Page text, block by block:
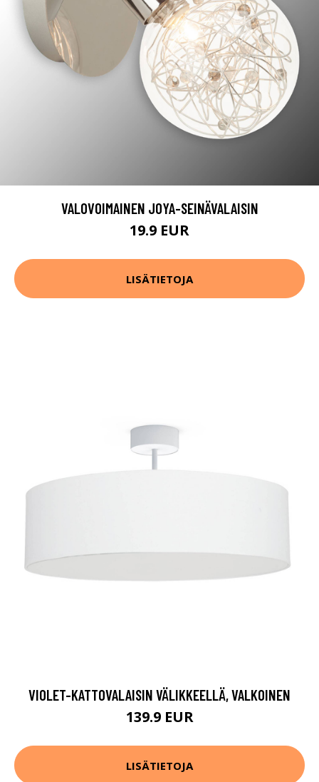
VALOVOIMAINEN JOYA-SEINÄVALAISIN
19.9 EUR
LISÄTIETOJA
VIOLET-KATTOVALAISIN VÄLIKKEELLÄ, VALKOINEN
139.9 EUR
LISÄTIETOJA